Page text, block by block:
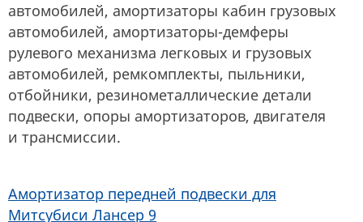
автомобилей, амортизаторы кабин грузовых
автомобилей, амортизаторы-демферы
рулевого механизма легковых и грузовых
автомобилей, ремкомплекты, пыльники,
отбойники, резинометаллические детали
подвески, опоры амортизаторов, двигателя
и трансмиссии.
Амортизатор передней подвески для
Митсубиси Лансер 9